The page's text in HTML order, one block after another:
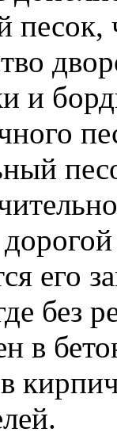
и
его
без
в